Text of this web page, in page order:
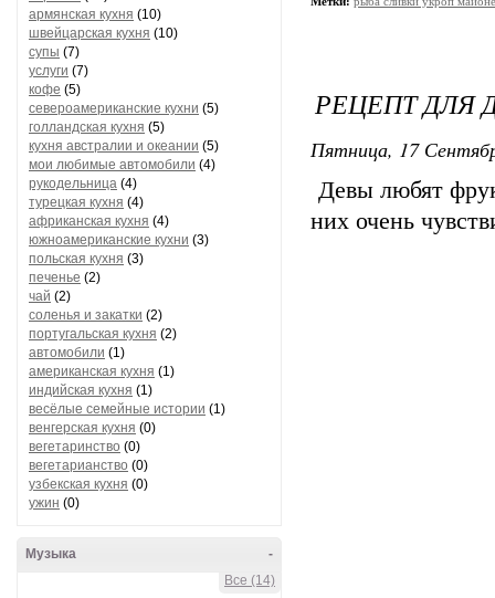
армянская кухня (10)
швейцарская кухня (10)
супы (7)
услуги (7)
кофе (5)
североамериканские кухни (5)
голландская кухня (5)
кухня австралии и океании (5)
мои любимые автомобили (4)
рукодельница (4)
турецкая кухня (4)
африканская кухня (4)
южноамериканские кухни (3)
польская кухня (3)
печенье (2)
чай (2)
соленья и закатки (2)
португальская кухня (2)
автомобили (1)
американская кухня (1)
индийская кухня (1)
весёлые семейные истории (1)
венгерская кухня (0)
вегетаринство (0)
вегетарианство (0)
узбекская кухня (0)
ужин (0)
-
Музыка
Все (14)
РЕЦЕПТ ДЛЯ
Пятница, 17
Девы любят
них очень